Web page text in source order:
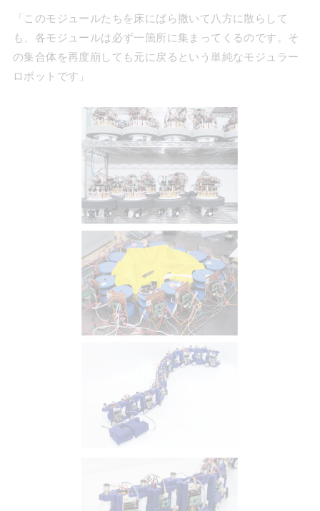
「このモジュールたちを床にばら撒いて八方に散らして
も、各モジュールは必ず一箇所に集まってくるのです。そ
の集合体を再度崩しても元に戻るという単純なモジュラー
ロボットです」